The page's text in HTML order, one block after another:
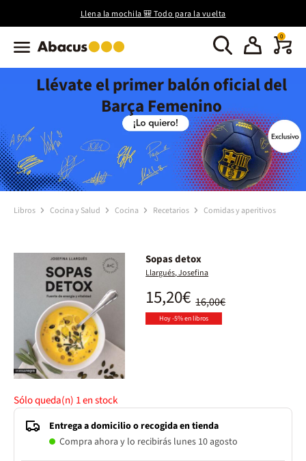
Llena la mochila 🎒 Todo para la vuelta
0
Llévate el primer balón oficial del
Barça Femenino
Libros Cocina y Salud Cocina Recetarios Comidas y aperitivos
Sopas detox
Llargués, Josefina
16,00€
15,20€
Hoy -5% en libros
Sólo queda(n) 1en stock
Entrega a domicilio o recogida en tienda
Compra ahora y lo recibirás lunes 10 agosto